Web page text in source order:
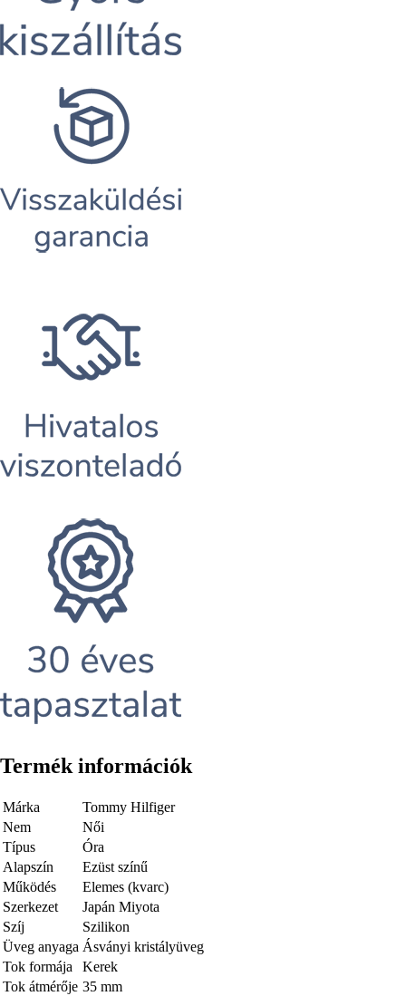
Termék információk
Márka
Tommy Hilfiger
Nem
Női
Típus
Óra
Alapszín
Ezüst színű
Működés
Elemes (kvarc)
Szerkezet
Japán Miyota
Szíj
Szilikon
Üveg anyaga Ásványi kristályüveg
Tok formája
Kerek
Tok átmérője 35 mm